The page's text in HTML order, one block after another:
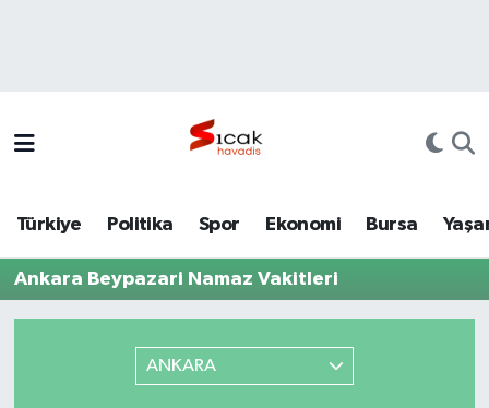
Türkiye Politika Spor Ekonomi Bursa
Ankara Beypazari Namaz Vakitleri
ANKARA
Politika
Tüm Manşetler
Son Dakika Haberleri